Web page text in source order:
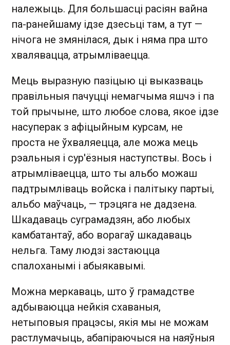
належыць. Для большасці расіян вайна
па-ранейшаму ідзе дзесьці там, а тут —
нічога не змянілася, дык і няма пра што
хвалявацца, атрымліваецца.
Мець выразную пазіцыю ці выказваць
правільныя пачуцці немагчыма яшчэ і па
той прычыне, што любое слова, якое ідзе
насуперак з афіцыйным курсам, не
проста не ўхваляецца, але можа мець
рэальныя і сур'ёзныя наступствы. Вось і
атрымліваецца, што ты альбо можаш
падтрымліваць войска і палітыку партыі,
альбо маўчаць, — трэцяга не дадзена.
Шкадаваць суграмадзян, або любых
камбатантаў, або ворагаў шкадаваць
нельга. Таму людзі застаюцца
спалоханымі і абыякавымі.
Можна меркаваць, што ў грамадстве
адбываюцца нейкія схаваныя,
нетыповыя працэсы, якія мы не можам
растлумачыць, абапіраючыся на наяўныя